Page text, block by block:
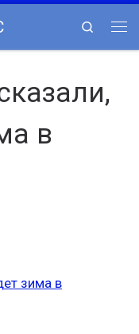
Search
в
зима в